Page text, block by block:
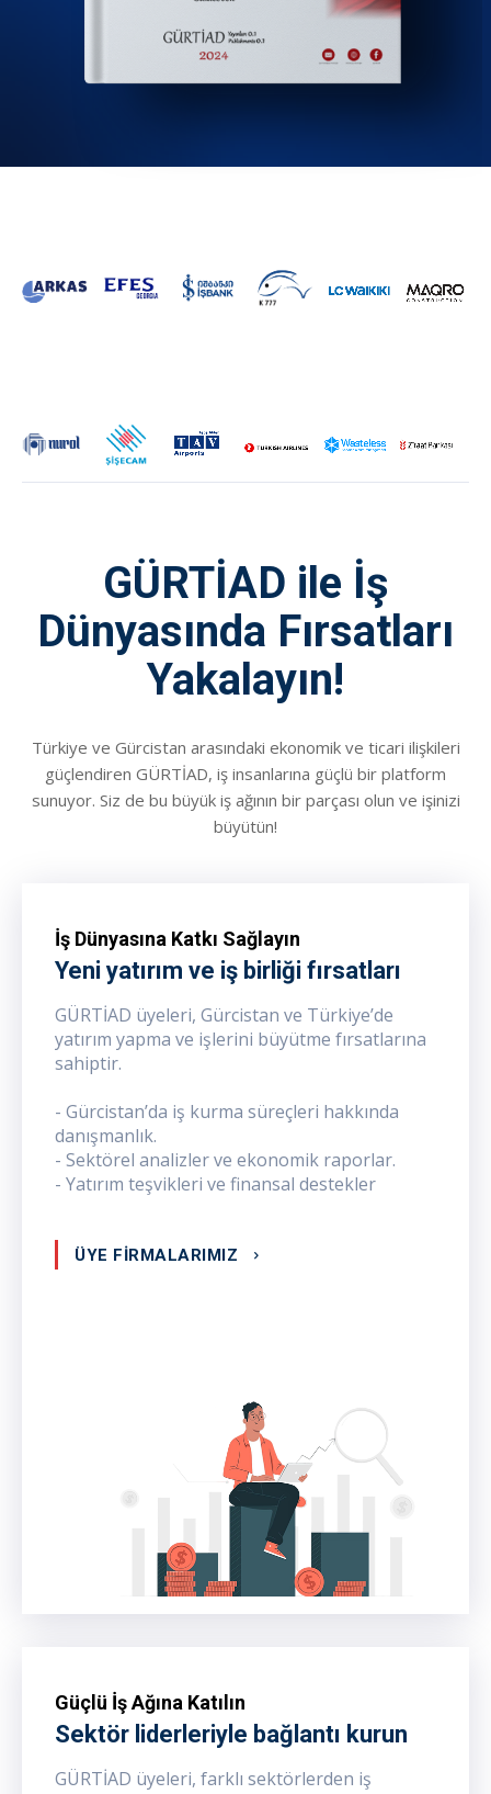
GÜRTİAD ile İş
Dünyasında Fırsatları
Yakalayın!
Türkiye ve Gürcistan arasındaki ekonomik ve ticari ilişkileri
güçlendiren GÜRTİAD, iş insanlarına güçlü bir platform
sunuyor. Siz de bu büyük iş ağının bir parçası olun ve işinizi
büyütün!
İş Dünyasına Katkı Sağlayın
Yeni yatırım ve iş birliği fırsatları
GÜRTİAD üyeleri, Gürcistan ve Türkiye’de
yatırım yapma ve işlerini büyütme fırsatlarına
sahiptir.
- Gürcistan’da iş kurma süreçleri hakkında
danışmanlık.
- Sektörel analizler ve ekonomik raporlar.
- Yatırım teşvikleri ve finansal destekler
ÜYE FİRMALARIMIZ
Güçlü İş Ağına Katılın
Sektör liderleriyle bağlantı kurun
GÜRTİAD üyeleri, farklı sektörlerden iş